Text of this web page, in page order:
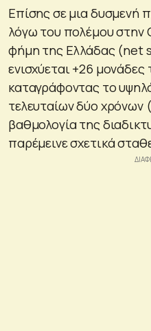
Επίσης σε μια δυσμενή
λόγω του πολέμου στην
φήμη της Ελλάδας (net
ενισχύεται +26 μονάδες
καταγράφοντας το
τελευταίων δύο χρόνων
βαθμολογία της
παρέμεινε σχετικά